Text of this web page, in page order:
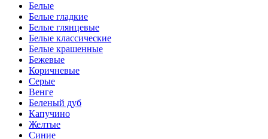
Белые
Белые гладкие
Белые глянцевые
Белые классические
Белые крашенные
Бежевые
Коричневые
Серые
Венге
Беленый дуб
Капучино
Желтые
Синие